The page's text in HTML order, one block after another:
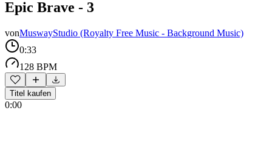
Epic Brave - 3
vonMuswayStudio (Royalty Free Music - Background Music)
0:33
128 BPM
Titel kaufen
0:00